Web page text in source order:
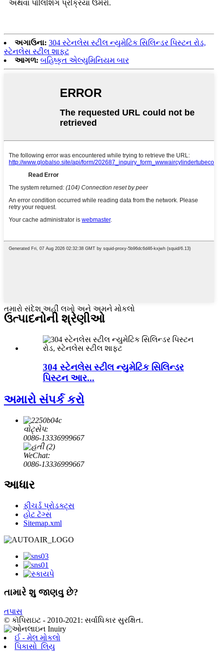
અથવા પોલિશિંગ પ્રક્રિયા ઉમેરો.
અગાઉના: 304 સ્ટેનલેસ સ્ટીલ ન્યુમેટિક સિલિન્ડર પિસ્ટન રોડ,
સ્ટેનલેસ સ્ટીલ શાફ્ટ
આગળ: બહિષ્કૃત એલ્યુમિનિયમ બાર
તમારો સંદેશ અહીં લખો અને અમને મોકલો
ઉત્પાદનોની શ્રેણીઓ
304 સ્ટેનલેસ સ્ટીલ ન્યુમેટિક સિલિન્ડર
પિસ્ટન આર...
અમારો સંપર્ક કરો
વોટ્સેપ:
0086-13336999667
WeChat:
0086-13336999667
આધાર
ફીચર્ડ પ્રોડક્ટ્સ
હોટ ટૅગ્સ
Sitemap.xml
તામારે શુ જાણવુ છે?
તપાસ
© કૉપિરાઇટ - 2010-2021: સર્વાધિકાર સુરક્ષિત.
ઈ - મેલ મોકલો
પિકાસો_લિયુ